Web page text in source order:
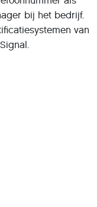
bij het bedrijf.
van